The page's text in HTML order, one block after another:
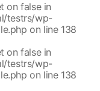
on false in
testrs/wp-
on line 138
on false in
testrs/wp-
on line 138